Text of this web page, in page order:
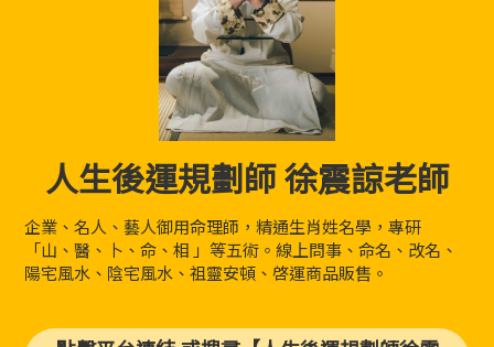
人生後運規劃師 徐震諒老師
企業、名人、藝人御用命理師，精通生肖姓名學，專研
「山、醫、卜、命、相 」等五術。線上問事、命名、改名、
陽宅風水、陰宅風水、祖靈安頓、啓運商品販售。